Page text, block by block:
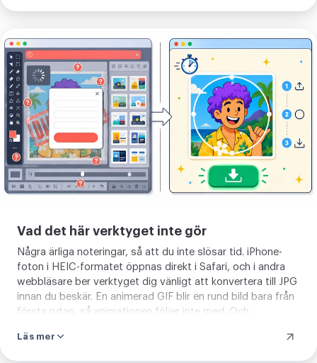
skarp, från en liten miniatyr i flödet upp till en stor profilvy.
Se
verktygets
gränser
Vad det här verktyget inte gör
Några ärliga noteringar, så att du inte slösar tid. iPhone-
foton i HEIC-formatet öppnas direkt i Safari, och i andra
webbläsare ber verktyget dig vänligt att konvertera till JPG
innan du beskär. En animerad GIF blir en rund bild bara från
första rutan, så animationen följer inte med. Och
bestämmer var det klipps. Cirkeln på din runda bild sitter
Läs mer